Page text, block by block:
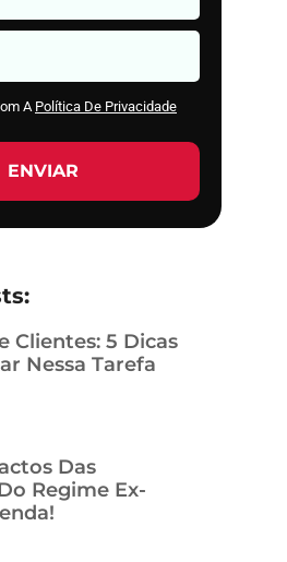
A Política De Privacidade
ENVIAR
Clientes: 5 Dicas
Nessa Tarefa
Das
Regime Ex-